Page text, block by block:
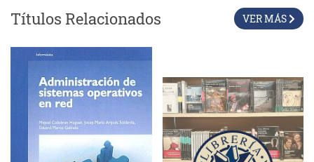
Títulos Relacionados VER MÁS